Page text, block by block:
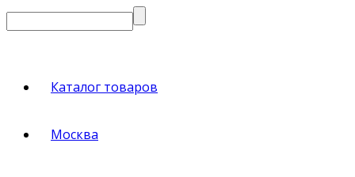
Каталог товаров
Москва